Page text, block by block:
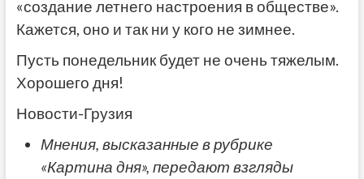
«создание летнего настроения в обществе».
Кажется, оно и так ни у кого не зимнее.
Пусть понедельник будет не очень тяжелым.
Хорошего дня!
Новости-Грузия
Мнения, высказанные в рубрике
«Картина дня», передают взгляды